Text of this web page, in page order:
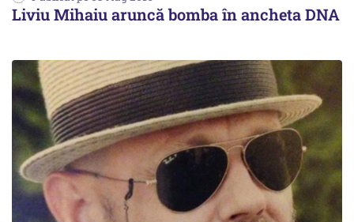
Liviu Mihaiu aruncă bomba în ancheta DNA